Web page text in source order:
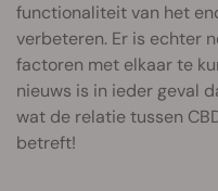
functionaliteit van het
verbeteren. Er is echter
factoren met elkaar te
nieuws is in ieder geval
wat de relatie tussen
betreft!